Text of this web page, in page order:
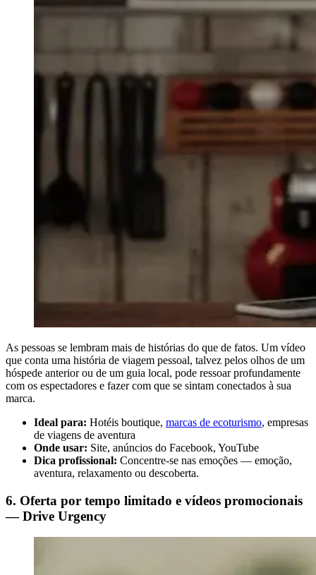
As pessoas se lembram mais de histórias do que de fatos. Um vídeo
que conta uma história de viagem pessoal, talvez pelos olhos de um
hóspede anterior ou de um guia local, pode ressoar profundamente
com os espectadores e fazer com que se sintam conectados à sua
marca.
Ideal para: Hotéis boutique, marcas de ecoturismo, empresas
de viagens de aventura
Onde usar: Site, anúncios do Facebook, YouTube
Dica profissional: Concentre-se nas emoções — emoção,
aventura, relaxamento ou descoberta.
6. Oferta por tempo limitado e vídeos promocionais
— Drive Urgency